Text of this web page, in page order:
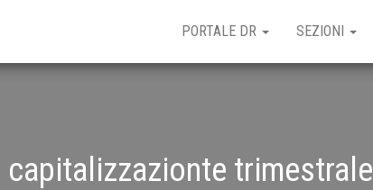
PORTALE DR SEZIONI
capitalizzazionte trimestrale